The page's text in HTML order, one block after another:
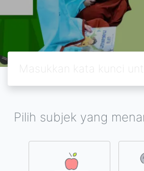
Pilih subjek yang